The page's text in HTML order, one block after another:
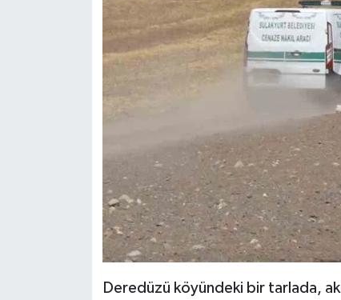
Deredüzü köyündeki bir tarlada,